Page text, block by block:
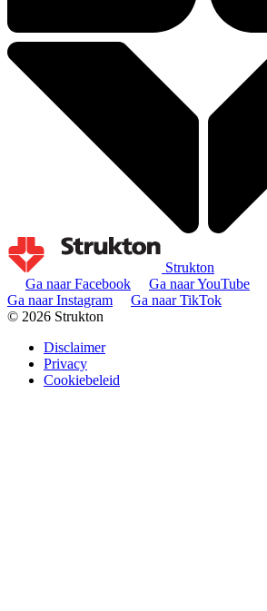
Strukton
Ga naar Facebook
Ga naar YouTube
Ga naar Instagram
Ga naar TikTok
© 2026 Strukton
Disclaimer
Privacy
Cookiebeleid